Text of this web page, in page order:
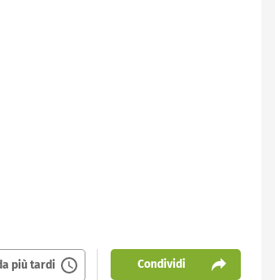
più tardi Condividi